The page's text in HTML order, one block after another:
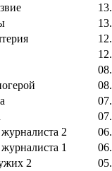
2
1
2